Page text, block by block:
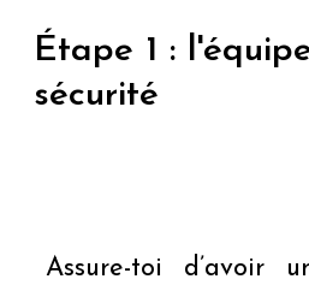
Étape 1 :
sécurité
Assure-toi d’avoir